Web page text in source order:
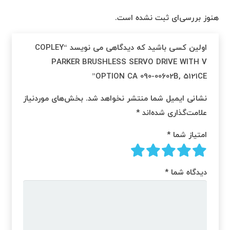
هنوز بررسی‌ای ثبت نشده است.
اولین کسی باشید که دیدگاهی می نویسد “COPLEY
PARKER BRUSHLESS SERVO DRIVE WITH V
OPTION CA 090-00602B, 5121CE”
نشانی ایمیل شما منتشر نخواهد شد. بخش‌های موردنیاز
علامت‌گذاری شده‌اند *
امتیاز شما *
دیدگاه شما *